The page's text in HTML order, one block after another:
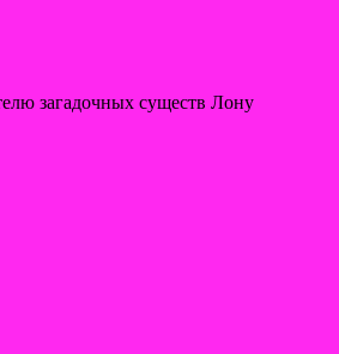
загадочных существ Лону